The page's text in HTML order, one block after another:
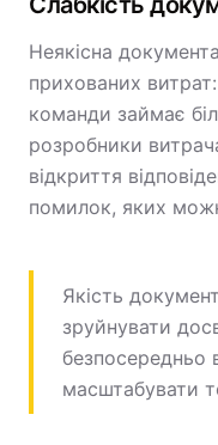
Неякісна
прихованих
команди займає
розробники
відкриття
помилок, яких
Якість
зруйнувати
безпосередньо
масштабувати